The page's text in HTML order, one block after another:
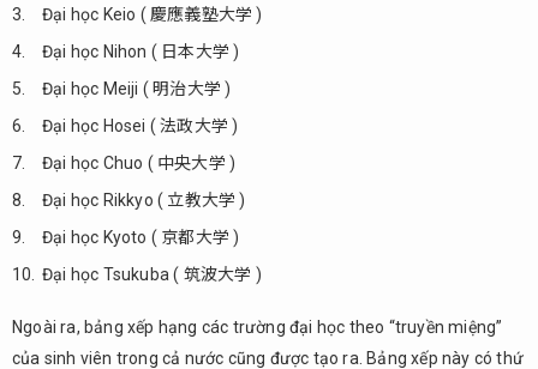
Đại học Keio ( 慶應義塾大学 )
Đại học Nihon ( 日本大学 )
Đại học Meiji ( 明治大学 )
Đại học Hosei ( 法政大学 )
Đại học Chuo ( 中央大学 )
Đại học Rikkyo ( 立教大学 )
Đại học Kyoto ( 京都大学 )
Đại học Tsukuba ( 筑波大学 )
Ngoài ra, bảng xếp hạng các trường đại học theo “truyền miệng”
của sinh viên trong cả nước cũng được tạo ra. Bảng xếp này có thứ